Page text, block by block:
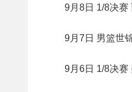
9月8日 1/8决赛
9月7日 男篮世
9月6日 1/8决赛